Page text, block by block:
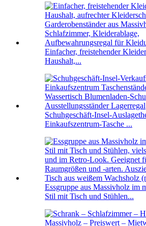
Einfacher, freistehender
Haushalt,...
Schuhgeschäft-Insel-
Einkaufszentrum-Tasche ...
Essgruppe aus Massivholz im
Stil mit Tisch und Stühlen...